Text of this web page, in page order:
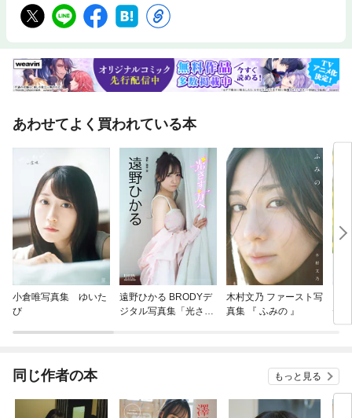
あわせてよく買われている本
小倉唯写真集 ゆいた
び
遠野ひかる BRODYデ
ジタル写真集「光さす
木村文乃 ファースト写
真集 『 ふみの 』
デ
K
同じ作者の本 もっと見る